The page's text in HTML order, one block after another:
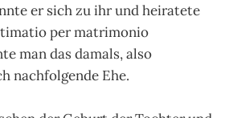
er sich zu ihr und heiratete
per matrimonio
man das damals, also
nachfolgende Ehe.